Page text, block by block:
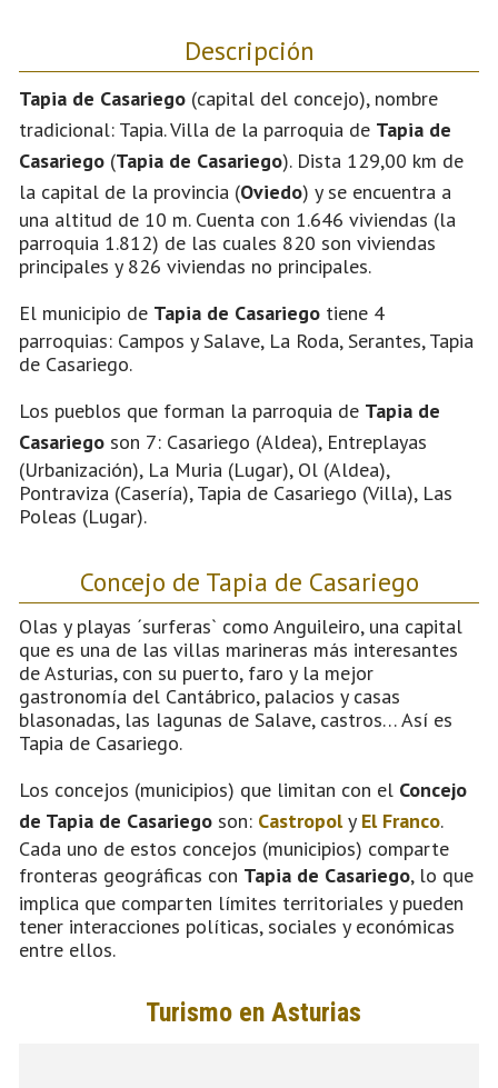
Descripción
Tapia de Casariego (capital del concejo), nombre
tradicional: Tapia. Villa de la parroquia de Tapia de
Casariego (Tapia de Casariego). Dista 129,00 km de
la capital de la provincia (Oviedo) y se encuentra a
una altitud de 10 m. Cuenta con 1.646 viviendas (la
parroquia 1.812) de las cuales 820 son viviendas
principales y 826 viviendas no principales.
El municipio de Tapia de Casariego tiene 4
parroquias: Campos y Salave, La Roda, Serantes, Tapia
de Casariego.
Los pueblos que forman la parroquia de Tapia de
Casariego son 7: Casariego (Aldea), Entreplayas
(Urbanización), La Muria (Lugar), Ol (Aldea),
Pontraviza (Casería), Tapia de Casariego (Villa), Las
Poleas (Lugar).
Concejo de Tapia de Casariego
Olas y playas ´surferas` como Anguileiro, una capital
que es una de las villas marineras más interesantes
de Asturias, con su puerto, faro y la mejor
gastronomía del Cantábrico, palacios y casas
blasonadas, las lagunas de Salave, castros… Así es
Tapia de Casariego.
Los concejos (municipios) que limitan con el Concejo
de Tapia de Casariego son: Castropoly El Franco.
Cada uno de estos concejos (municipios) comparte
fronteras geográficas con Tapia de Casariego, lo que
implica que comparten límites territoriales y pueden
tener interacciones políticas, sociales y económicas
entre ellos.